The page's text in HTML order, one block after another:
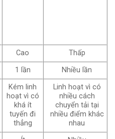
Cao
Thấp
1 lần Nhiều lần
Kém linh
hoạt vì có
khá ít
tuyến đi
thẳng
Linh hoạt vì có
nhiều cách
chuyển tải tại
nhiều điểm khác
nhau